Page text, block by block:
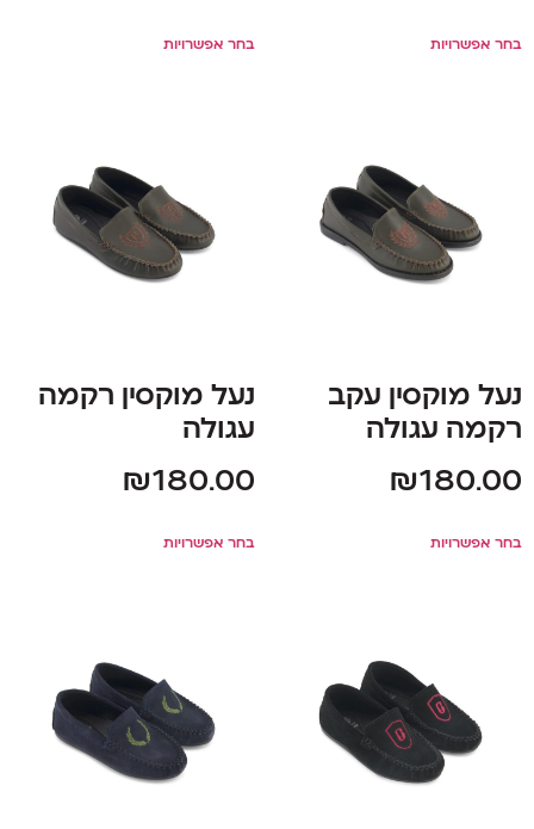
בחר אפשרויות בחר אפשרויות
נעל מוקסין עקב
רקמה עגולה
₪180.00
בחר אפשרויות
נעל מוקסין רקמה
עגולה
₪180.00
בחר אפשרויות